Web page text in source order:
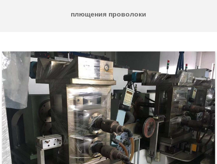
плющения проволоки